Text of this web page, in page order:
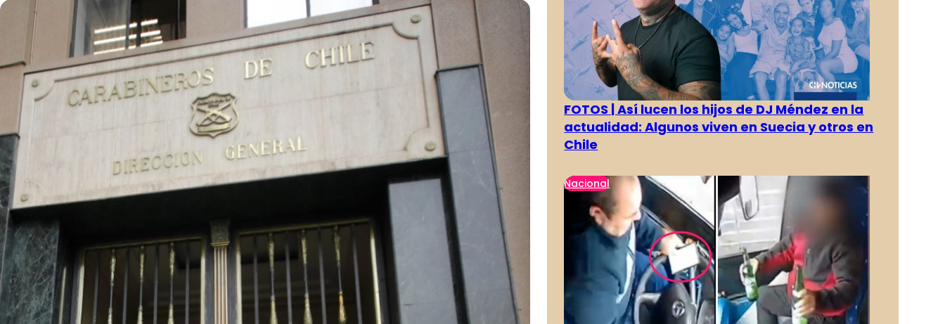
FOTOS | Así lucen los hijos de DJ Méndez en la
actualidad: Algunos viven en Suecia y otros en
Chile
Nacional